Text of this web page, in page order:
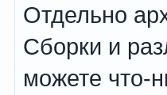
Отдельно
Сборки и
можете что-